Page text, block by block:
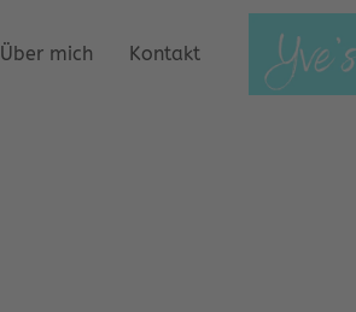
Über mich Kontakt